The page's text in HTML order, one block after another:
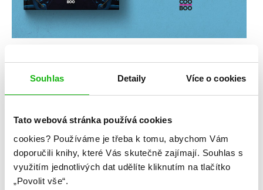
Souhlas Detaily Více o cookies
Tato webová stránka používá cookies
cookies? Používáme je třeba k tomu, abychom Vám
doporučili knihy, které Vás skutečně zajímají. Souhlas s
využitím jednotlivých dat udělíte kliknutím na tlačítko
„Povolit vše“.